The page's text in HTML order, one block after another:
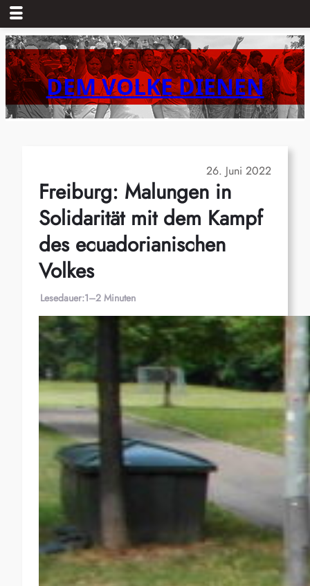
Zum
Inhalt
springenDEM VOLKE DIENEN
26. Juni 2022
Freiburg: Malungen in
Solidarität mit dem Kampf
des ecuadorianischen
Volkes
Lesedauer:1–2 Minuten